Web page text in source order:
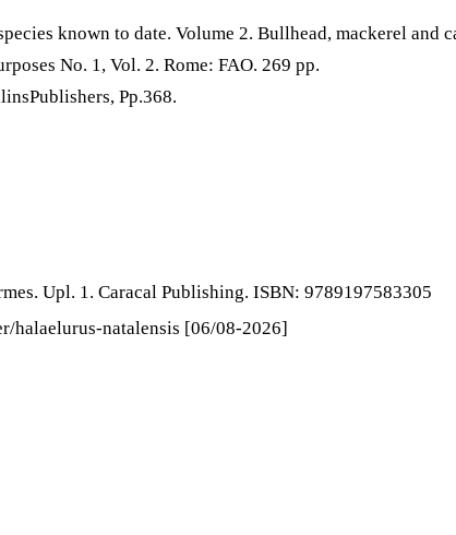
known to date. Volume 2. Bullhead, mackerel and
No. 1, Vol. 2. Rome: FAO. 269 pp.
Pp.368.
Upl. 1. Caracal Publishing. ISBN: 9789197583305
halaelurus-natalensis [06/08-2026]